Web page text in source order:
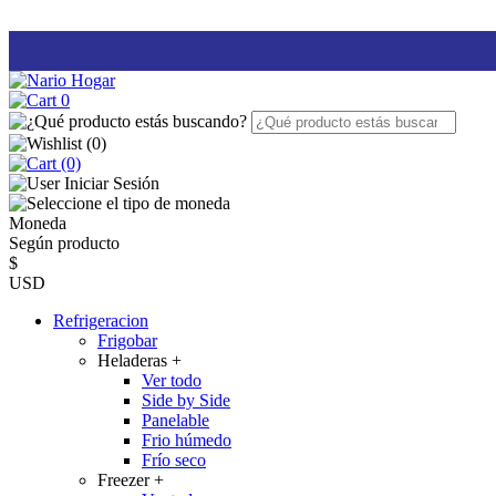
0
(0)
(0)
Iniciar Sesión
Moneda
Según producto
$
USD
Refrigeracion
Frigobar
Heladeras +
Ver todo
Side by Side
Panelable
Frio húmedo
Frío seco
Freezer+